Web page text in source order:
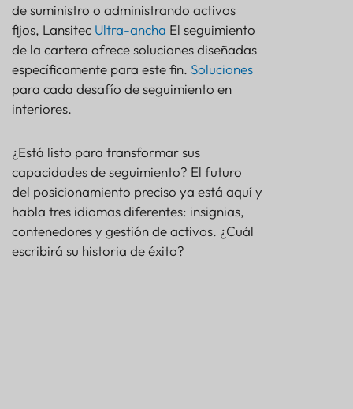
de suministro o administrando activos
fijos, Lansitec Ultra-ancha El seguimiento
de la cartera ofrece soluciones diseñadas
específicamente para este fin. Soluciones
para cada desafío de seguimiento en
interiores.
¿Está listo para transformar sus
capacidades de seguimiento? El futuro
del posicionamiento preciso ya está aquí y
habla tres idiomas diferentes: insignias,
contenedores y gestión de activos. ¿Cuál
escribirá su historia de éxito?